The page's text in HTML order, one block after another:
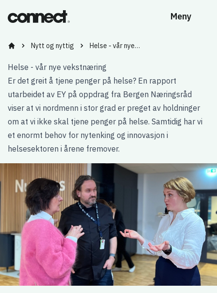
Meny
Nytt og nyttig Helse - vår nye…
Helse - vår nye vekstnæring
Er det greit å tjene penger på helse? En rapport
utarbeidet av EY på oppdrag fra Bergen Næringsråd
viser at vi nordmenn i stor grad er preget av holdninger
om at vi ikke skal tjene penger på helse. Samtidig har vi
et enormt behov for nytenking og innovasjon i
helsesektoren i årene fremover.